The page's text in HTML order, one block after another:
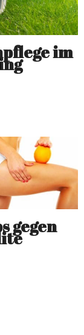
im
gegen